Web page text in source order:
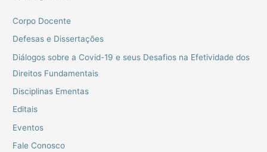
Corpo Docente
Defesas e Dissertações
Diálogos sobre a Covid-19 e seus Desafios na Efetividade dos
Direitos Fundamentais
Disciplinas Ementas
Editais
Eventos
Fale Conosco